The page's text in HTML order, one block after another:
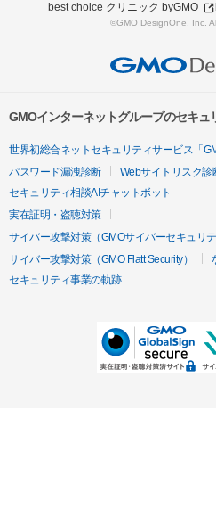
best choice クリニック byGMO
©GMO DesignOne, Inc.
GMOインターネットグループのセキュ
世界初総合ネットセキュリティサービス「
パスワード漏洩診断
Webサイトリスク診
セキュリティ相談AIチャットボット
実在証明・盗聴対策
サイバー攻撃対策（GMOサイバーセキュリテ
サイバー攻撃対策（GMO Flatt Security）
セキュリティ事業の軌跡